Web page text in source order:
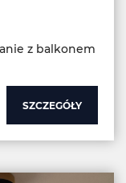
z balkonem
SZCZEGÓŁY